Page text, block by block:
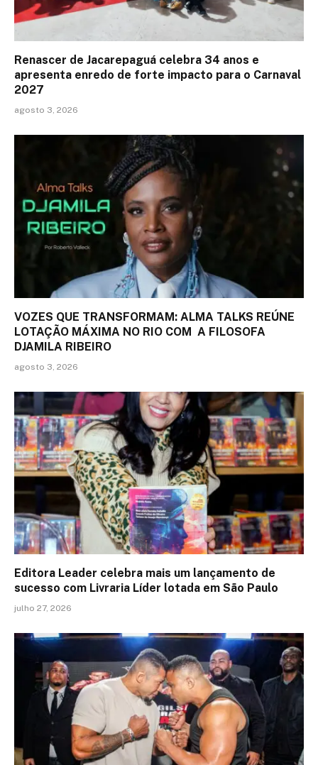
Renascer de Jacarepaguá celebra 34 anos e
apresenta enredo de forte impacto para o Carnaval
2027
agosto 3, 2026
VOZES QUE TRANSFORMAM: ALMA TALKS REÚNE
LOTAÇÃO MÁXIMA NO RIO COM A FILOSOFA
DJAMILA RIBEIRO
agosto 3, 2026
Editora Leader celebra mais um lançamento de
sucesso com Livraria Líder lotada em São Paulo
julho 27, 2026